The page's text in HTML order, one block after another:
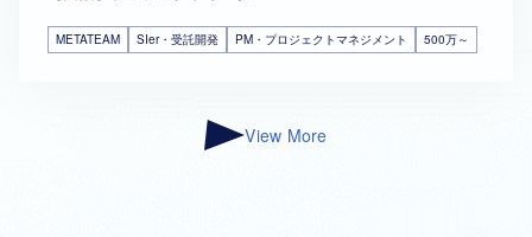
METATEAM SIer・受託開発 PM・プロジェクトマネジメント 500万～
View More